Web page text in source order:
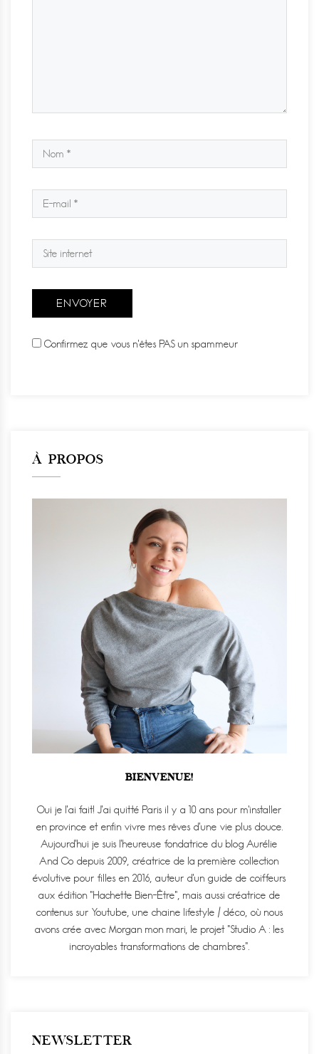
Confirmez que vous n'êtes PAS un spammeur
À PROPOS
BIENVENUE!
Oui je l'ai fait! J'ai quitté Paris il y a 10 ans pour m'installer
en province et enfin vivre mes rêves d'une vie plus douce.
Aujourd'hui je suis l'heureuse fondatrice du blog Aurélie
And Co depuis 2009, créatrice de la première collection
évolutive pour filles en 2016, auteur d'un guide de coiffeurs
aux édition "Hachette Bien-Être", mais aussi créatrice de
contenus sur Youtube, une chaine lifestyle / déco, où nous
avons crée avec Morgan mon mari, le projet "Studio A : les
incroyables transformations de chambres".
NEWSLETTER